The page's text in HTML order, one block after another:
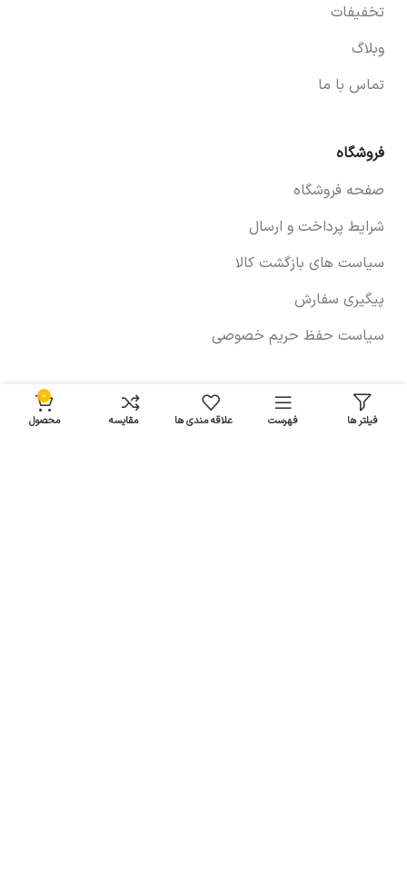
تخفیفات
وبلاگ
تماس با ما
فروشگاه
صفحه فروشگاه
شرایط پرداخت و ارسال
سیاست های بازگشت کالا
پیگیری سفارش
سیاست حفظ حریم خصوصی
خودروها
فیلتر ها فهرست علاقه مندی ها مقایسه
0
محصول